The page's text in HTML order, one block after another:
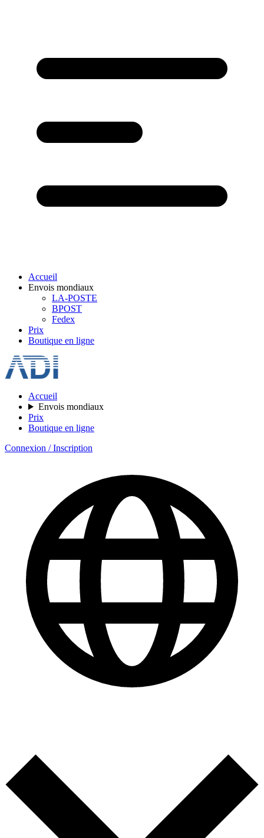
Accueil
Envois mondiaux
LA-POSTE
BPOST
Fedex
Prix
Boutique en ligne
Accueil
Envois mondiaux
Prix
Boutique en ligne
Connexion / Inscription